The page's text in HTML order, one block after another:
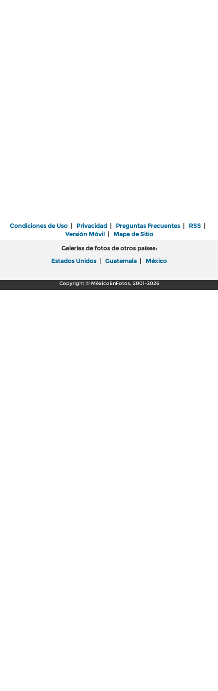
Condiciones de Uso | Privacidad | Preguntas Frecuentes | RSS |
Versión Móvil| Mapa de Sitio
Galerías de fotos de otros países:
Estados Unidos | Guatemala | México
Copyright © MéxicoEnFotos, 2001-2026